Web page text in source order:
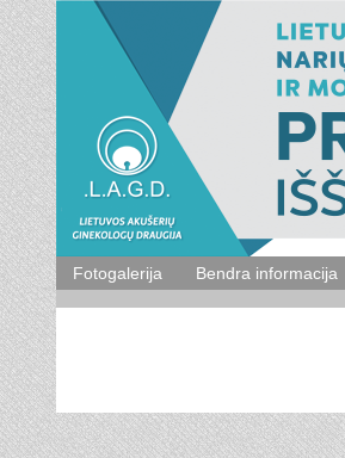
Fotogalerija Bendra informacija